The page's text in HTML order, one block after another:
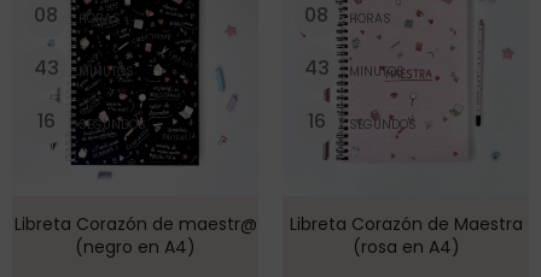
08 HORAS
43 MINUTOS
15 SEGUNDOS
Libreta Corazón de maestr@
(negro en A4)
08 HORAS
43 MINUTOS
15 SEGUNDOS
Libreta Corazón de Maestra
(rosa en A4)